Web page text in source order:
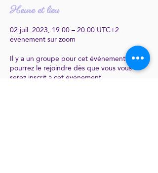
Heure et lieu
02 juil. 2023, 19:00 – 20:00 UTC+2
événement sur zoom
Il y a un groupe pour cet événement. Vous
pourrez le rejoindre dès que vous vous
serez inscrit à cet événement.